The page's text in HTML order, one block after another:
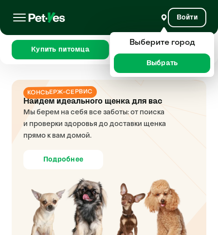
Войти
Купить питомца
КОНСЬЕРЖ-СЕРВИС
Найдем идеального щенка для вас
Мы берем на себя все заботы: от поиска
и проверки здоровья до доставки щенка
прямо к вам домой.
Подробнее
Выберите город
Выбрать